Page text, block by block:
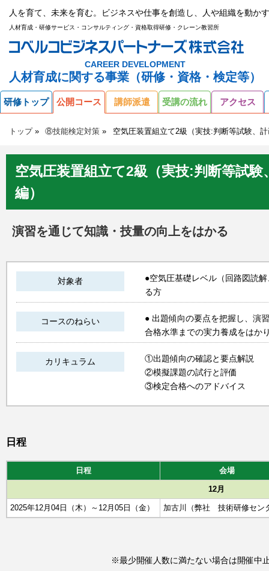
人を育て、未来を育む。ビジネスや仕事を創造し、人や組織を動か
人材育成・研修サービス・コンサルティング・資格取得研修・クレーン教習所
CAREER DEVELOPMENT
人材育成に関する事業（研修・資格・検定等）
研修トップ 公開コース 講師派遣 受講の流れ アクセス
トップ ⑧技能検定対策 空気圧装置組立て2級（実技:判断等試験、
空気圧装置組立て2級（実技:判断等試験
編）
演習を通じて知識・技量の向上をはかる
対象者
●空気圧基礎レベル（回路図読
る方
コースのねらい
● 出題傾向の要点を把握し、演
合格水準までの実力養成をはか
カリキュラム
①出題傾向の確認と要点解説
②模擬課題の試行と評価
③検定合格へのアドバイス
日程
日程 会場
12月
2025年12月04日（木）～12月05日（金） 加古川（弊社 技術研修セン
※最少開催人数に満たない場合は開催中